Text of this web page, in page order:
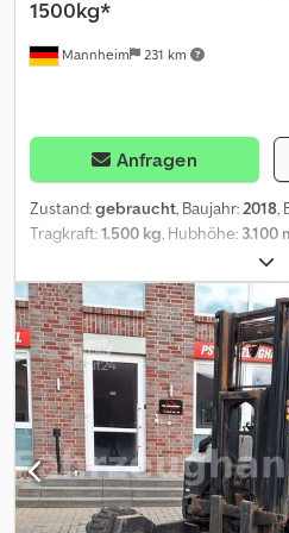
Mannheim 231 km
1500kg*
Anfragen
Zustand:gebraucht, Baujahr:2018,
Tragkraft:1.500 kg, Hubhöhe: 3.100
, *
WhatsApp: KI-gestützt,
Ansprechpartner in Ihrer Sprache)
1003/B1 * Diesel-Motor Credpfxszp
1500 kg * Betriebsstunden: 1838 h
Leergewicht: 1500 kg *
ausziehbare Teleskopgabeln
Fahrzeugs im aktuellen Ist-Zustand
Gewerbetreibende oder für
Sachmängelhaftung (§ 444 BGB).
Gewährleistung. Nachträgliche